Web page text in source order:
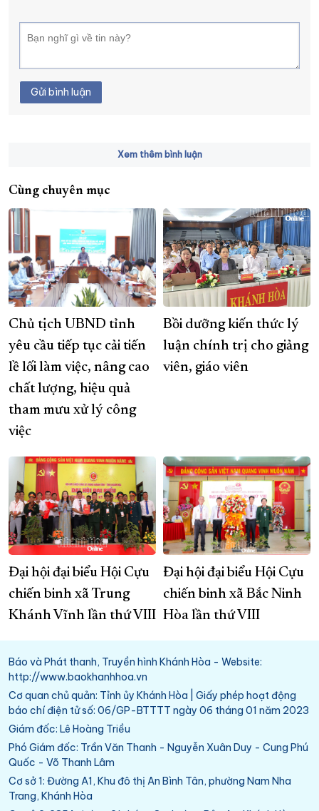
Gửi bình luận
Xem thêm bình luận
Cùng chuyên mục
Chủ tịch UBND tỉnh
yêu cầu tiếp tục cải tiến
lề lối làm việc, nâng cao
chất lượng, hiệu quả
tham mưu xử lý công
việc
Bồi dưỡng kiến thức lý
luận chính trị cho giảng
viên, giáo viên
Đại hội đại biểu Hội Cựu
chiến binh xã Trung
Khánh Vĩnh lần thứ VIII
Đại hội đại biểu Hội Cựu
chiến binh xã Bắc Ninh
Hòa lần thứ VIII
Báo và Phát thanh, Truyền hình Khánh Hòa - Website:
http://www.baokhanhhoa.vn
Cơ quan chủ quản: Tỉnh ủy Khánh Hòa | Giấy phép hoạt động
báo chí điện tử số: 06/GP-BTTTT ngày 06 tháng 01 năm 2023
Giám đốc: Lê Hoàng Triều
Phó Giám đốc: Trần Văn Thanh - Nguyễn Xuân Duy - Cung Phú
Quốc - Võ Thanh Lâm
Cơ sở 1: Đường A1, Khu đô thị An Bình Tân, phường Nam Nha
Trang, Khánh Hòa